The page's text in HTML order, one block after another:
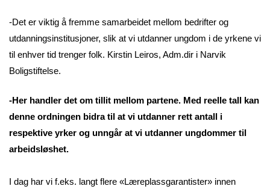
-Det er viktig å fremme samarbeidet mellom bedrifter og
utdanningsinstitusjoner, slik at vi utdanner ungdom i de yrkene vi
til enhver tid trenger folk. Kirstin Leiros, Adm.dir i Narvik
Boligstiftelse.
-Her handler det om tillit mellom partene. Med reelle tall kan
denne ordningen bidra til at vi utdanner rett antall i
respektive yrker og unngår at vi utdanner ungdommer til
arbeidsløshet.
I dag har vi f.eks. langt flere «Læreplassgarantister» innen